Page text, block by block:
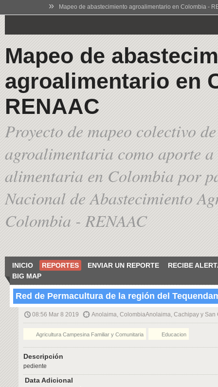
» Mapeo de abastecimiento agroalimentario en Colombia -
Mapeo de
agroalimentario en
RENAAC
Proyecto de mapeo colectivo
agroalimentaria como aporte
alimentaria en Colombia por
Nacional de Abastecimiento
Colombia - RENAAC
INICIO REPORTES ENVIAR UN REPORTE
RECIBE
BIG MAP
Red de Permacultura de la región del
08:56 Mar 8 2019 Anolaima, ColombiaAnolaima, Cachipay y San
Agricultura Campesina Familiar y Comunitaria Educacion
Descripción
pediente
Data Adicional